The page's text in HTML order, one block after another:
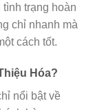
trạng hoàn
chỉ nhanh mà
cách tốt.
Hóa?
nổi bật về